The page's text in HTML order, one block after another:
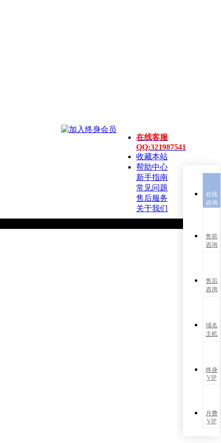
在线客服
QQ:321987541
收藏本站
帮助中心
新手指南
常见问题
售后服务
关于我们
在线
咨询
售前
咨询
售后
咨询
域名
主机
终身
VIP
月费
VIP